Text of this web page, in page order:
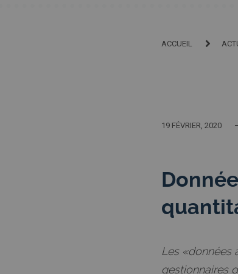
ACCUEIL
19 FÉVRIER, 2020
Les «données
gestionnaires